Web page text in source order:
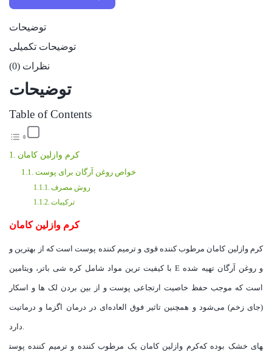
توضیحات
توضیحات تکمیلی
نظرات (0)
توضیحات
Table of Contents
کرم وازلین کامان
خواص روغن آرگان برای پوست
روش مصرف
ترکیبات
کرم وازلین کامان
کرم وازلین کامان مرطوب کننده قوی و ترمیم کننده پوست است که از بهترین و
با کیفیت ترین مواد شامل کره شی باتر، ویتامین E و روغن آرگان تهیه شده
است که موجب حفظ خاصیت ارتجاعی پوست و از بین بردن لک ها و اسکار
(جای زخم) می‌شود و همچنین تاثیر فوق العاده‌ای در درمان اگزما و درماتیت
دارد.
کرم وازلین کامان یک مرطوب کننده و ترمیم کننده پوست‎های خشک بوده که